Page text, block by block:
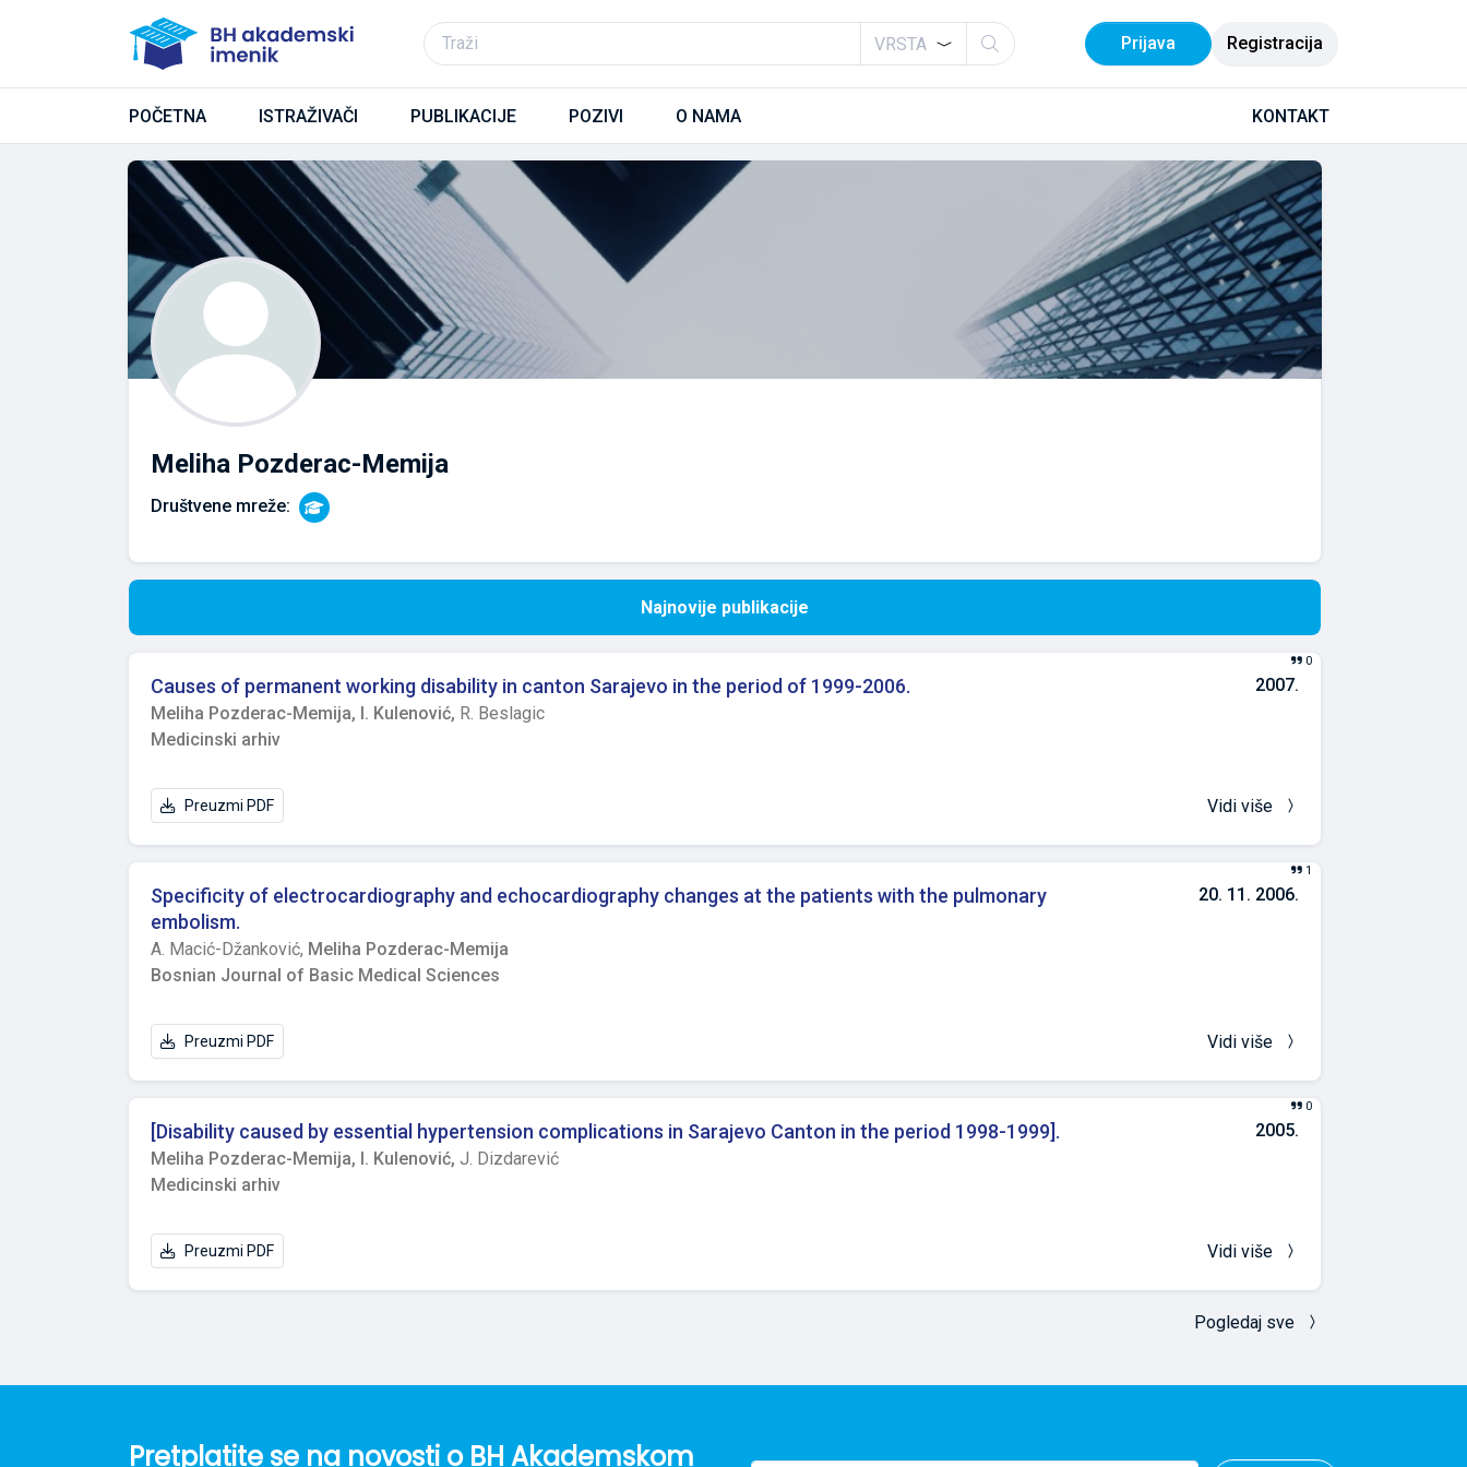
VRSTA Prijava Registracija
POČETNA ISTRAŽIVAČI PUBLIKACIJE POZIVI O NAMA KONTAKT
Meliha Pozderac-Memija
Društvene mreže:
Najnovije publikacije
Causes of permanent working disability in canton Sarajevo in the period of 1999-2006. 2007.
0
Meliha Pozderac-Memija, I. Kulenović, R. Beslagic
Medicinski arhiv
Preuzmi PDF Vidi više
Specificity of electrocardiography and echocardiography changes at the patients with the pulmonary
embolism.
20. 11. 2006.
1
A. Macić-Džanković, Meliha Pozderac-Memija
Bosnian Journal of Basic Medical Sciences
Preuzmi PDF Vidi više
[Disability caused by essential hypertension complications in Sarajevo Canton in the period 1998-1999]. 2005.
0
Meliha Pozderac-Memija, I. Kulenović, J. Dizdarević
Medicinski arhiv
Preuzmi PDF Vidi više
Pogledaj sve
Pretplatite se na novosti o BH Akademskom